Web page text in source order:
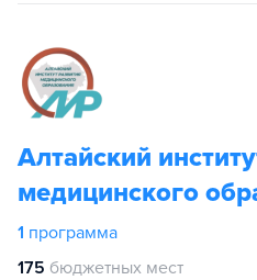
Алтайский
медицинского
1 программа
175 бюджетных мест